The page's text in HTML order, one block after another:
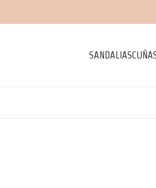
SANDALIAS